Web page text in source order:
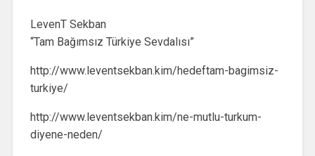
LevenT Sekban
“Tam Bağımsız Türkiye Sevdalısı”
http://www.leventsekban.kim/hedeftam-bagimsiz-
turkiye/
http://www.leventsekban.kim/ne-mutlu-turkum-
diyene-neden/